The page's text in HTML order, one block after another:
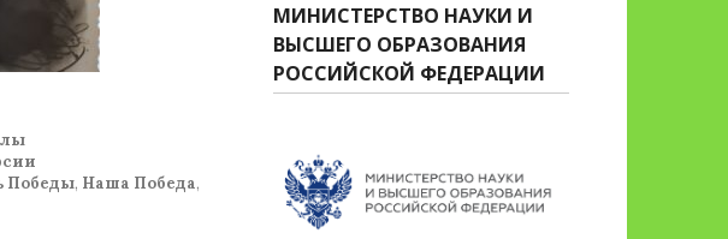
Победы, Наша Победа,
МИНИСТЕРСТВО НАУКИ И
ВЫСШЕГО ОБРАЗОВАНИЯ
РОССИЙСКОЙ ФЕДЕРАЦИИ